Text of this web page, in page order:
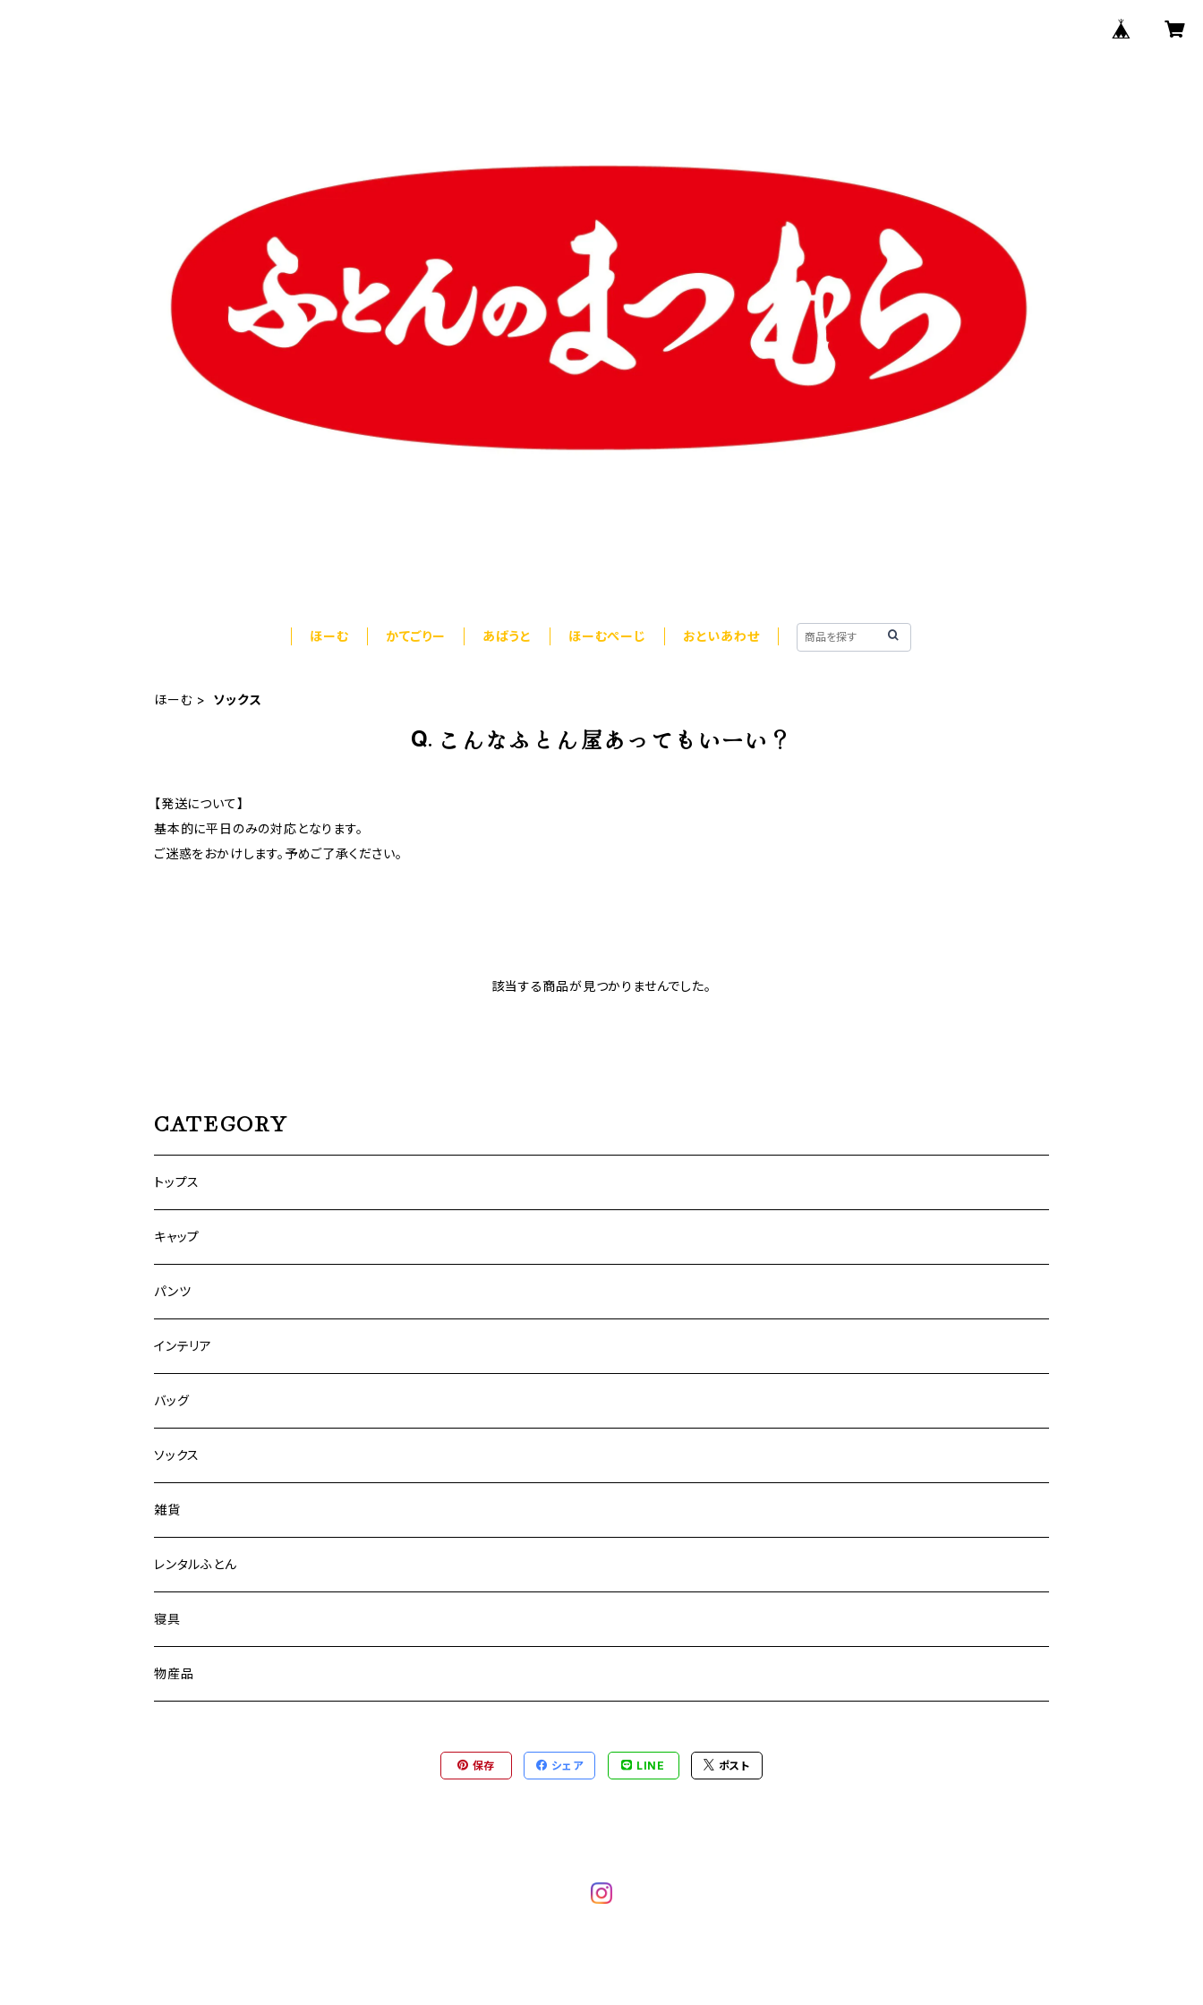
ほーむ かてごりー あばうと ほーむぺーじ おといあわせ
ほーむ ソックス
こんなふとん屋あってもいーい？
【発送について】
基本的に平日のみの対応となります。
ご迷惑をおかけします。予めご了承ください。
該当する商品が見つかりませんでした。
CATEGORY
トップス
キャップ
パンツ
インテリア
バッグ
ソックス
雑貨
レンタルふとん
寝具
物産品
保存 シェア LINE ポスト